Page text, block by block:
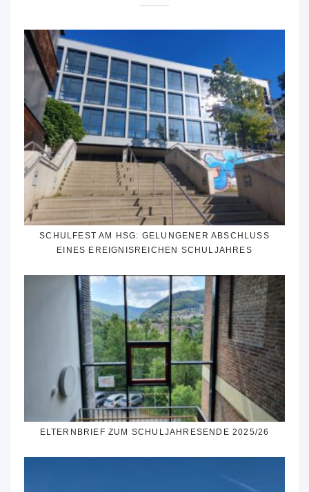
SCHULFEST AM HSG: GELUNGENER ABSCHLUSS
EINES EREIGNISREICHEN SCHULJAHRES
ELTERNBRIEF ZUM SCHULJAHRESENDE 2025/26